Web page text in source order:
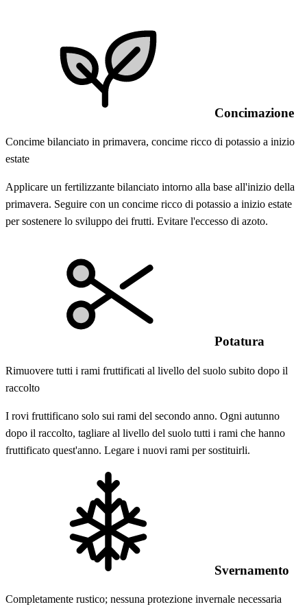
Concimazione
Concime bilanciato in primavera, concime ricco di potassio a inizio
estate
Applicare un fertilizzante bilanciato intorno alla base all'inizio della
primavera. Seguire con un concime ricco di potassio a inizio estate
per sostenere lo sviluppo dei frutti. Evitare l'eccesso di azoto.
Potatura
Rimuovere tutti i rami fruttificati al livello del suolo subito dopo il
raccolto
I rovi fruttificano solo sui rami del secondo anno. Ogni autunno
dopo il raccolto, tagliare al livello del suolo tutti i rami che hanno
fruttificato quest'anno. Legare i nuovi rami per sostituirli.
Svernamento
Completamente rustico; nessuna protezione invernale necessaria